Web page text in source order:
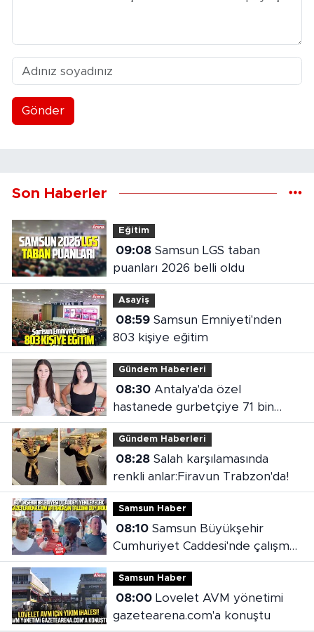
Gönder
Son Haberler
Eğitim
09:08Samsun LGS taban
puanları 2026 belli oldu
Asayiş
08:59Samsun Emniyeti'nden
803 kişiye eğitim
Gündem Haberleri
08:30Antalya'da özel
hastanede gurbetçiye 71 bin
liralık fatura
Gündem Haberleri
08:28Salah karşılamasında
renkli anlar:Firavun Trabzon'da!
Samsun Haber
08:10Samsun Büyükşehir
Cumhuriyet Caddesi'nde çalışma
başlattı
Samsun Haber
08:00Lovelet AVM yönetimi
gazetearena.com'a konuştu